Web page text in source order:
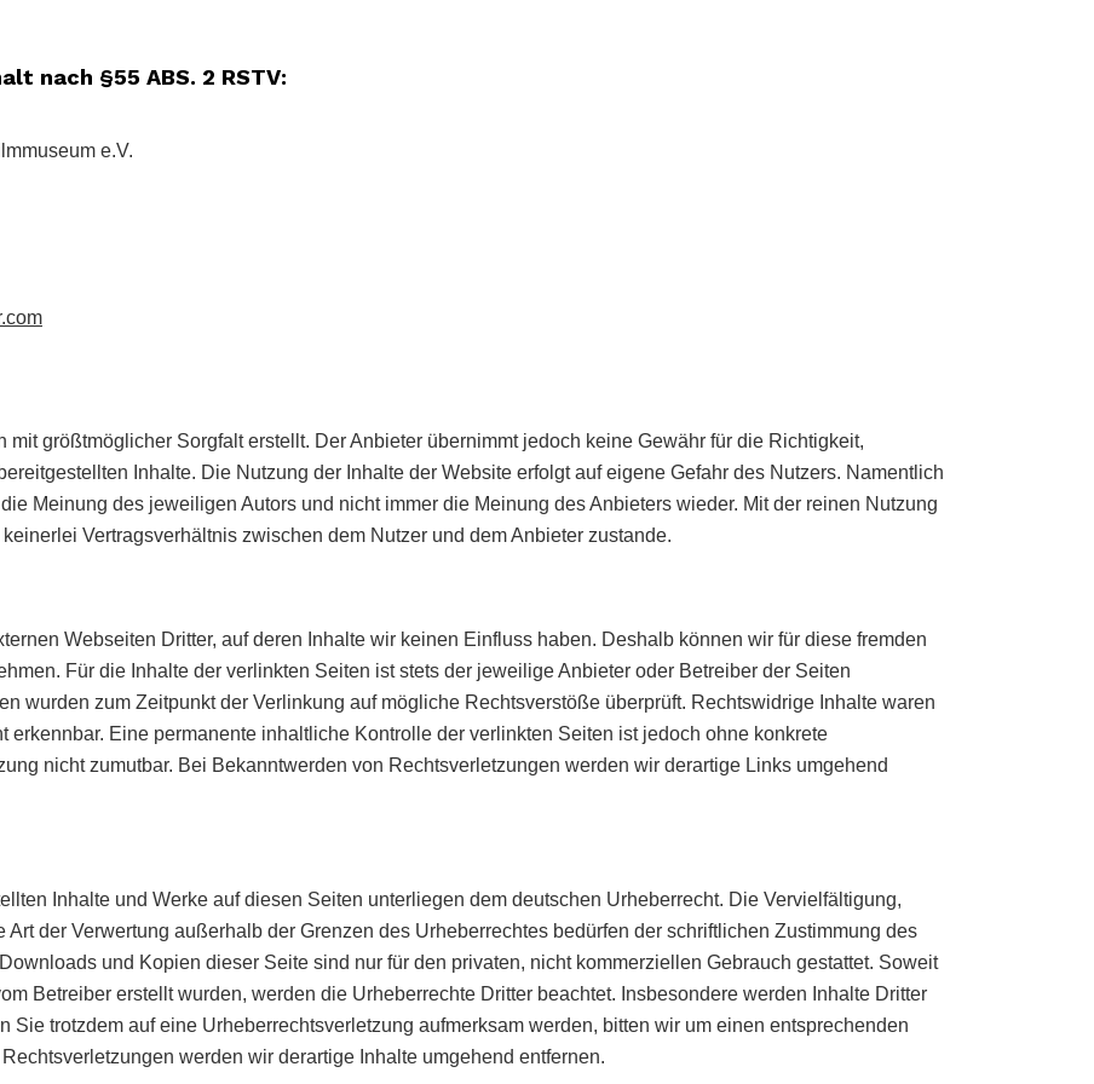
nach §55 ABS. 2 RSTV:
e.V.
mit größtmöglicher Sorgfalt erstellt. Der Anbieter übernimmt jedoch keine Gewähr für die Richtigkeit,
Inhalte. Die Nutzung der Inhalte der Website erfolgt auf eigene Gefahr des Nutzers. Namentlich
Meinung des jeweiligen Autors und nicht immer die Meinung des Anbieters wieder. Mit der reinen Nutzung
Vertragsverhältnis zwischen dem Nutzer und dem Anbieter zustande.
Webseiten Dritter, auf deren Inhalte wir keinen Einfluss haben. Deshalb können wir für diese fremden
Für die Inhalte der verlinkten Seiten ist stets der jeweilige Anbieter oder Betreiber der Seiten
wurden zum Zeitpunkt der Verlinkung auf mögliche Rechtsverstöße überprüft. Rechtswidrige Inhalte waren
erkennbar. Eine permanente inhaltliche Kontrolle der verlinkten Seiten ist jedoch ohne konkrete
nicht zumutbar. Bei Bekanntwerden von Rechtsverletzungen werden wir derartige Links umgehend
Inhalte und Werke auf diesen Seiten unterliegen dem deutschen Urheberrecht. Die Vervielfältigung,
Art der Verwertung außerhalb der Grenzen des Urheberrechtes bedürfen der schriftlichen Zustimmung des
und Kopien dieser Seite sind nur für den privaten, nicht kommerziellen Gebrauch gestattet. Soweit
Betreiber erstellt wurden, werden die Urheberrechte Dritter beachtet. Insbesondere werden Inhalte Dritter
Sie trotzdem auf eine Urheberrechtsverletzung aufmerksam werden, bitten wir um einen entsprechenden
werden wir derartige Inhalte umgehend entfernen.